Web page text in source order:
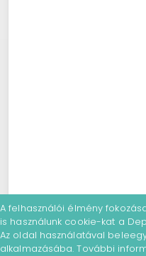
A felhasználói élmény
is használunk cookie-kat a
Az oldal használatával
alkalmazásába. További